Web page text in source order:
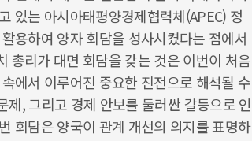
있는 아시아태평양경제협력체(APEC) 정
용하여 양자 회담을 성사시켰다는 점에서
총리가 대면 회담을 갖는 것은 이번이 처음
에서 이루어진 중요한 진전으로 해석될 수
, 그리고 경제 안보를 둘러싼 갈등으로 인
회담은 양국이 관계 개선의 의지를 표명하